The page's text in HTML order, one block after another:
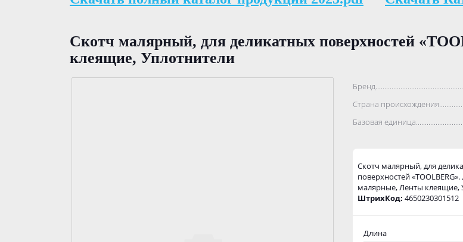
Скотч малярный, для деликатных поверхностей
клеящие, Уплотнители
Страна
Базовая
Скотч малярный, для
поверхностей
малярные, Ленты клеящие,
ШтрихКод: 4650230301512
Длина